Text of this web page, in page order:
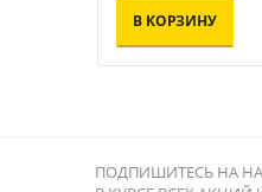
В КОРЗИНУ
ПОДПИШИТЕСЬ НА